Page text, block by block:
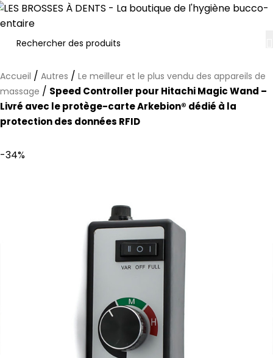
Accueil / Autres / Le meilleur et le plus vendu des appareils de
massage / Speed Controller pour Hitachi Magic Wand –
Livré avec le protège-carte Arkebion® dédié à la
protection des données RFID
-34%